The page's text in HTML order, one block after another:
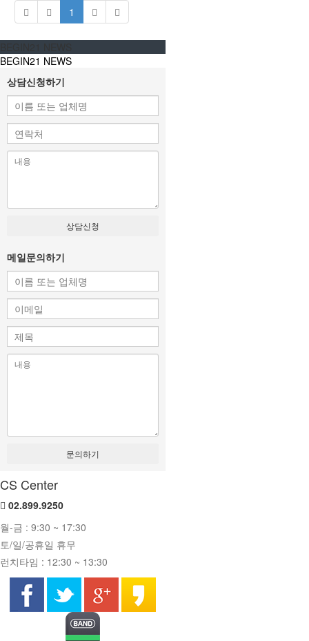
1
BEGIN21 NEWS
상담신청하기
상담신청
메일문의하기
문의하기
CS Center
02.899.9250
월-금 : 9:30 ~ 17:30
토/일/공휴일 휴무
런치타임 : 12:30 ~ 13:30